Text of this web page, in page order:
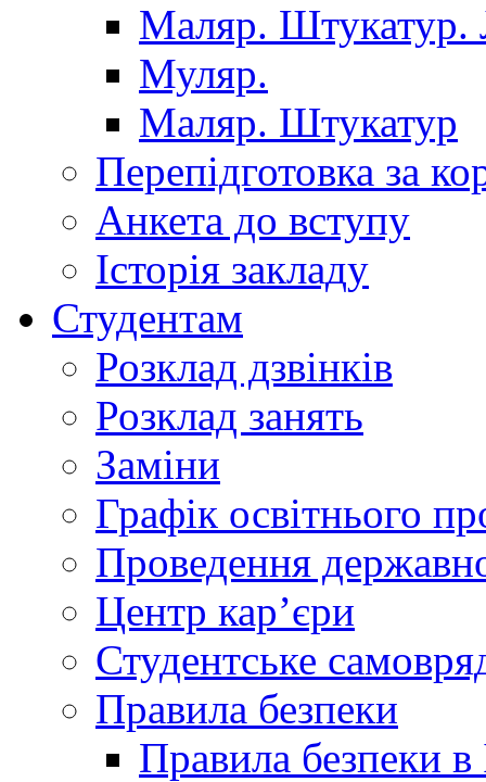
Маляр. Штукатур.
Муляр.
Маляр. Штукатур
Перепідготовка за
Анкета до вступу
Історія закладу
Студентам
Розклад дзвінків
Розклад занять
Заміни
Графік освітнього
Проведення
Центр кар’єри
Студентське
Правила безпеки
Правила безпеки в